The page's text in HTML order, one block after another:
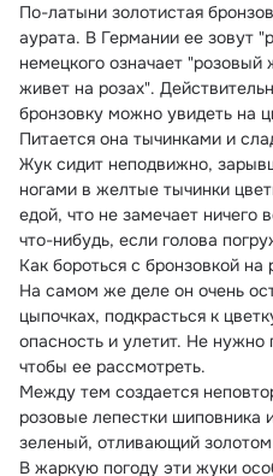
По-латыни золотистая
аурата. В Германии ее зовут
немецкого означает
живет на розах".
бронзовку можно увидеть на
Питается она тычинками и
Жук сидит неподвижно,
ногами в желтые тычинки
едой, что не замечает ничего
что-нибудь, если голова
Как бороться с бронзовкой на
На самом же деле он очень
цыпочках, подкрасться к
опасность и улетит. Не нужно
чтобы ее рассмотреть.
Между тем создается
розовые лепестки шиповника
зеленый, отливающий
В жаркую погоду эти жуки